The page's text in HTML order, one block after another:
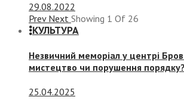
29.08.2022
Prev Next Showing 1 Of 26
КУЛЬТУРА
Незвичний меморіал у центрі
мистецтво чи порушення порядку?
25.04.2025